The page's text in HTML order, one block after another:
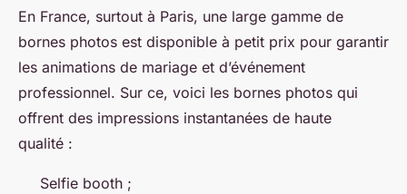
En France, surtout à Paris, une large gamme de
bornes photos est disponible à petit prix pour garantir
les animations de mariage et d’événement
professionnel. Sur ce, voici les bornes photos qui
offrent des impressions instantanées de haute
qualité :
Selfie booth ;